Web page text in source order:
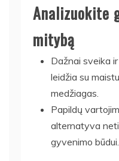
Analizuokite
mitybą
Dažnai sveika
leidžia su
medžiagas.
Papildų
alternatyva
gyvenimo būdui.